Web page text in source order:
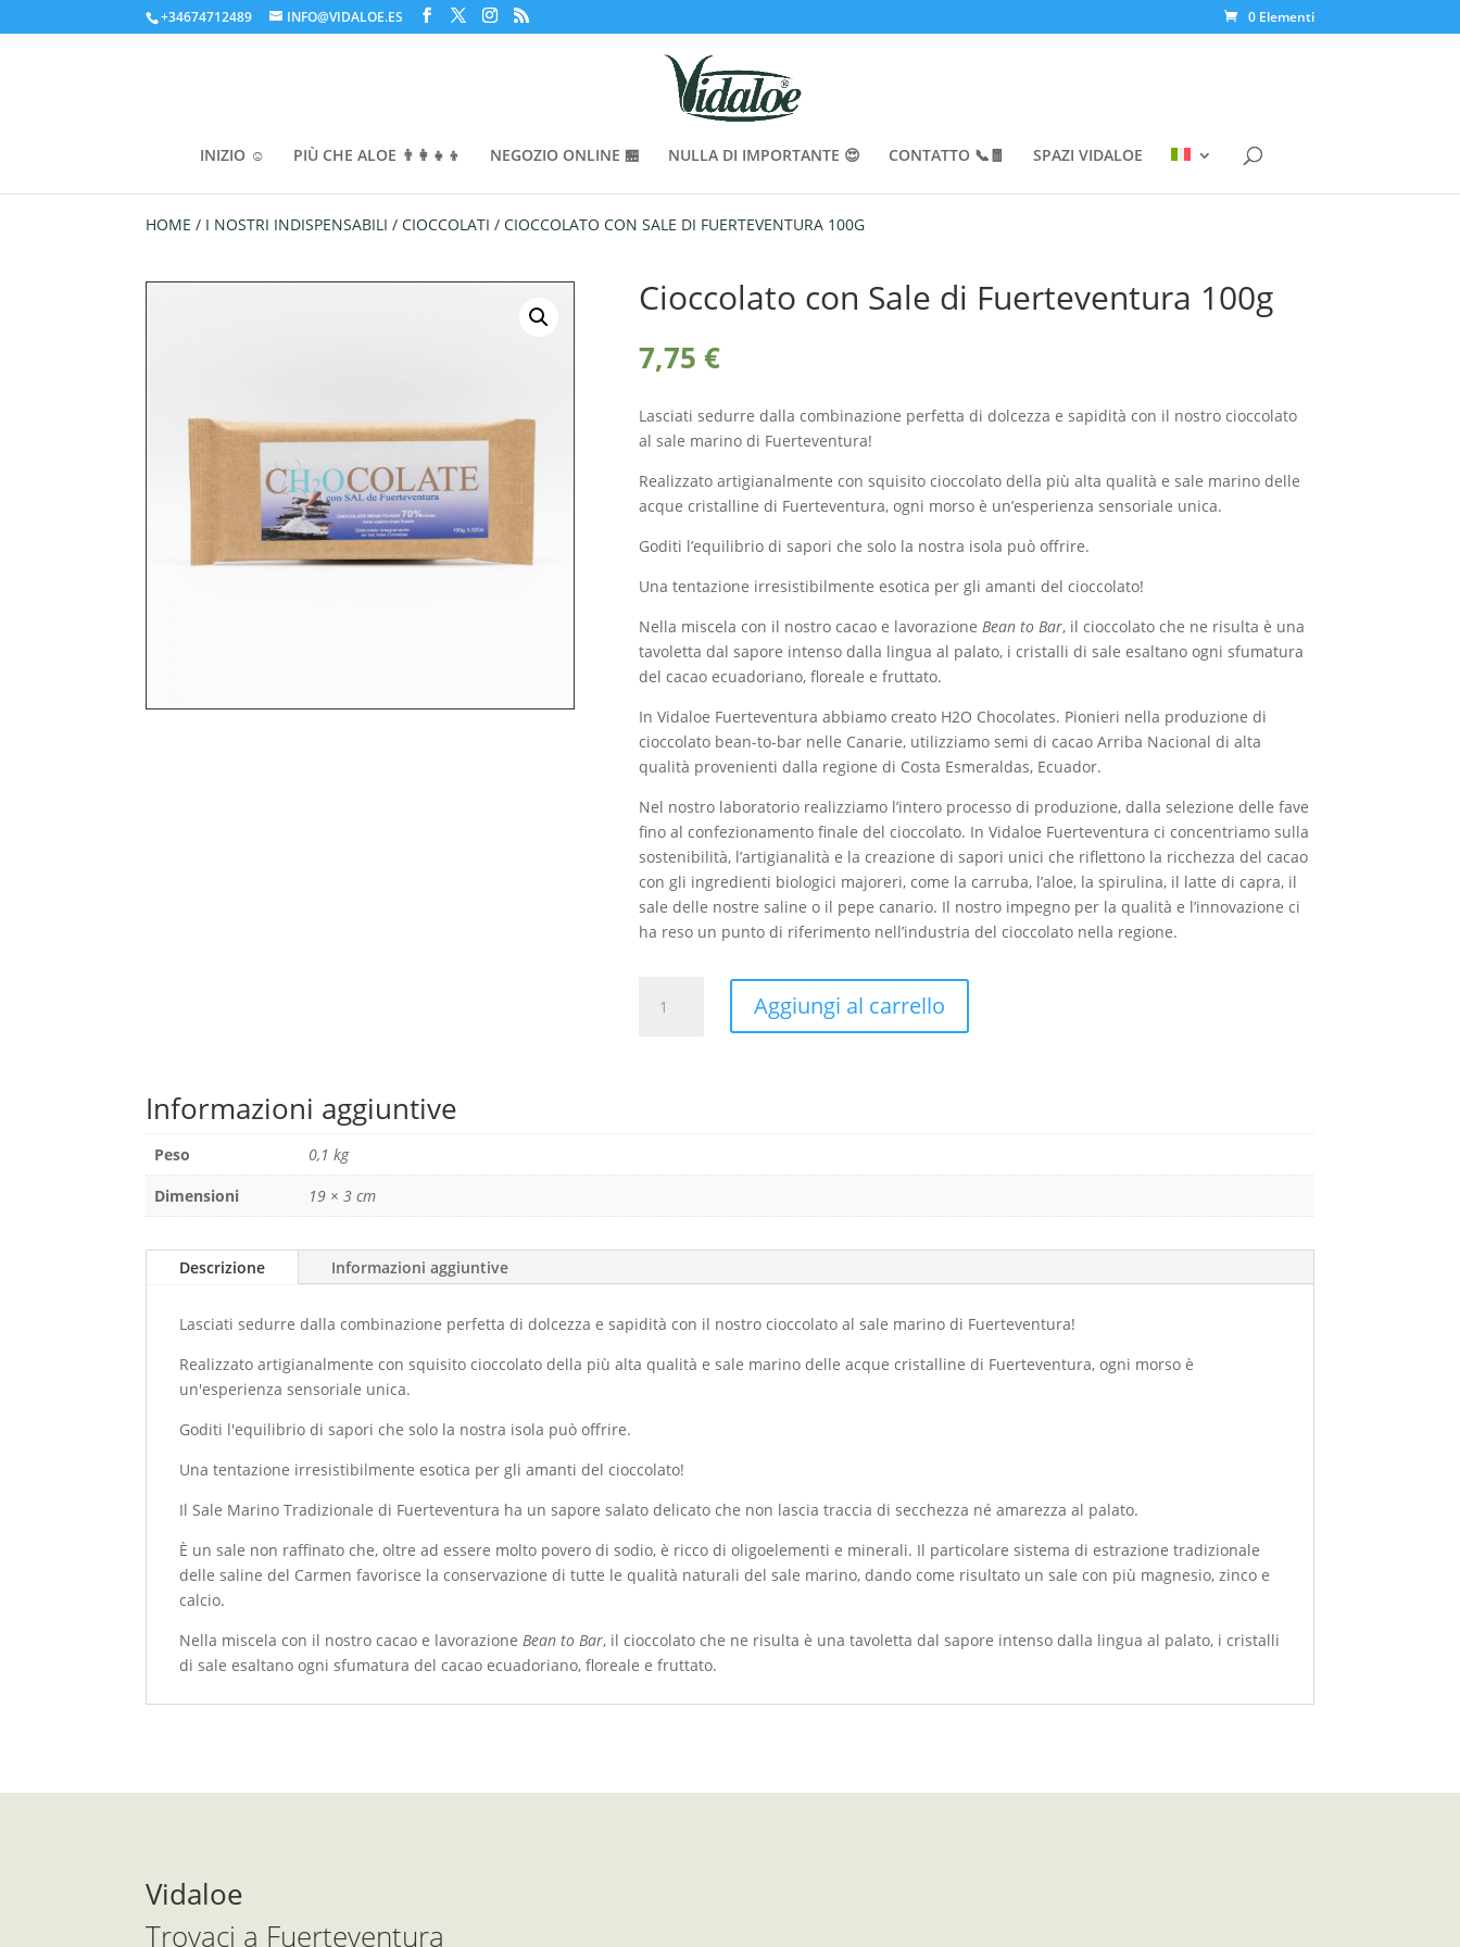
+34674712489 INFO@VIDALOE.ES 0 Elementi
INIZIO ☺️ PIÙ CHE ALOE 👨‍👩‍👧‍👦 NEGOZIO ONLINE 🏪 NULLA DI IMPORTANTE 😍 CONTATTO 📞🧧 SPAZI VIDALOE
HOME / I NOSTRI INDISPENSABILI /CIOCCOLATI / CIOCCOLATO CON SALE DI FUERTEVENTURA 100G
Cioccolato con Sale di Fuerteventura 100g
7,75€
Lasciati sedurre dalla combinazione perfetta di dolcezza e sapidità con il nostro cioccolato
al sale marino di Fuerteventura!
Realizzato artigianalmente con squisito cioccolato della più alta qualità e sale marino delle
acque cristalline di Fuerteventura, ogni morso è un’esperienza sensoriale unica.
Goditi l’equilibrio di sapori che solo la nostra isola può offrire.
Una tentazione irresistibilmente esotica per gli amanti del cioccolato!
Nella miscela con il nostro cacao e lavorazioneBean to Bar, il cioccolato che ne risulta è una
tavoletta dal sapore intenso dalla lingua al palato, i cristalli di sale esaltano ogni sfumatura
del cacao ecuadoriano, floreale e fruttato.
In Vidaloe Fuerteventura abbiamo creato H2O Chocolates. Pionieri nella produzione di
cioccolato bean-to-bar nelle Canarie, utilizziamo semi di cacao Arriba Nacional di alta
qualità provenienti dalla regione di Costa Esmeraldas, Ecuador.
Nel nostro laboratorio realizziamo l’intero processo di produzione, dalla selezione delle fave
fino al confezionamento finale del cioccolato. In Vidaloe Fuerteventura ci concentriamo sulla
sostenibilità, l’artigianalità e la creazione di sapori unici che riflettono la ricchezza del cacao
con gli ingredienti biologici majoreri, come la carruba, l’aloe, la spirulina, il latte di capra, il
sale delle nostre saline o il pepe canario. Il nostro impegno per la qualità e l’innovazione ci
ha reso un punto di riferimento nell’industria del cioccolato nella regione.
con
quantità
Aggiungi al carrello
Informazioni aggiuntive
Peso
0,1 kg
Dimensioni
19 × 3 cm
Descrizione Informazioni aggiuntive
Lasciati sedurre dalla combinazione perfetta di dolcezza e sapidità con il nostro cioccolato al sale marino di Fuerteventura!
Realizzato artigianalmente con squisito cioccolato della più alta qualità e sale marino delle acque cristalline di Fuerteventura, ogni morso è
un'esperienza sensoriale unica.
Goditi l'equilibrio di sapori che solo la nostra isola può offrire.
Una tentazione irresistibilmente esotica per gli amanti del cioccolato!
Il Sale Marino Tradizionale di Fuerteventura ha un sapore salato delicato che non lascia traccia di secchezza né amarezza al palato.
È un sale non raffinato che, oltre ad essere molto povero di sodio, è ricco di oligoelementi e minerali. Il particolare sistema di estrazione tradizionale
delle saline del Carmen favorisce la conservazione di tutte le qualità naturali del sale marino, dando come risultato un sale con più magnesio, zinco e
calcio.
Nella miscela con il nostro cacao e lavorazioneBean to Bar, il cioccolato che ne risulta è una tavoletta dal sapore intenso dalla lingua al palato, i cristalli
di sale esaltano ogni sfumatura del cacao ecuadoriano, floreale e fruttato.
Vidaloe
Trovaci a Fuerteventura